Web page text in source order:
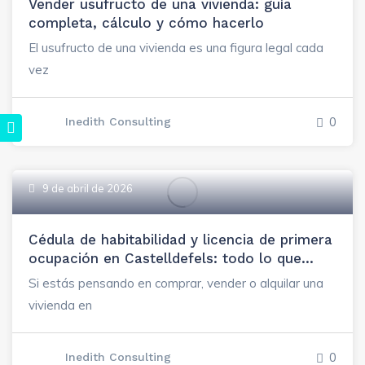
Vender usufructo de una vivienda: guía
completa, cálculo y cómo hacerlo
El usufructo de una vivienda es una figura legal cada
vez
Inedith Consulting 0
9 de abril de 2026
Cédula de habitabilidad y licencia de primera
ocupación en Castelldefels: todo lo que
necesitas saber
Si estás pensando en comprar, vender o alquilar una
vivienda en
Inedith Consulting 0